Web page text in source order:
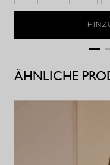
ÄHNLICHE